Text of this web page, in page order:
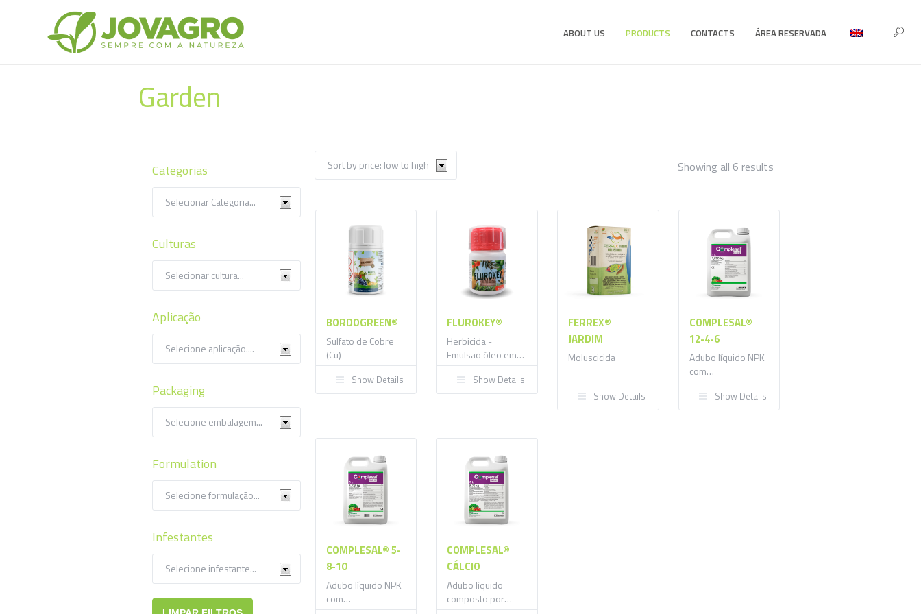
ABOUT US PRODUCTS CONTACTS ÁREA RESERVADA
Garden
Showing all 6 results
low
BORDOGREEN®
Sulfato de Cobre
(Cu)
Show Details
FLUROKEY®
Herbicida -
Emulsão óleo em
água
Show Details
FERREX®
JARDIM
Moluscicida
Show Details
COMPLESAL®
12-4-6
Adubo líquido NPK
com
micronutrientes
para aplicação
foliar e rega
Show Details
COMPLESAL® 5-
8-10
Adubo líquido NPK
com
COMPLESAL®
CÁLCIO
Adubo líquido
composto por
Categorias
Culturas
Aplicação
Packaging
Formulation
Infestantes